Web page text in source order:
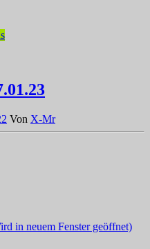
Von X-Mr
in neuem Fenster geöffnet)